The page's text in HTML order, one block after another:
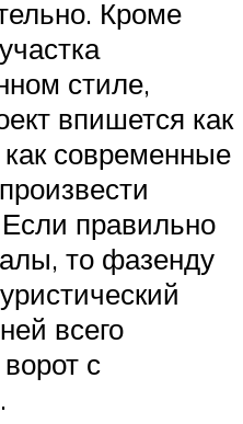
Кроме
стиле,
впишется как
современные
правильно
то фазенду
всего
с